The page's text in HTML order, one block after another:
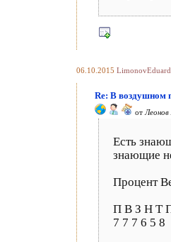
06.10.2015 LimonovEduard
Re: В воздушном
от
Есть
знающие
Процент
П В З Н Т
7 7 7 6 5 8